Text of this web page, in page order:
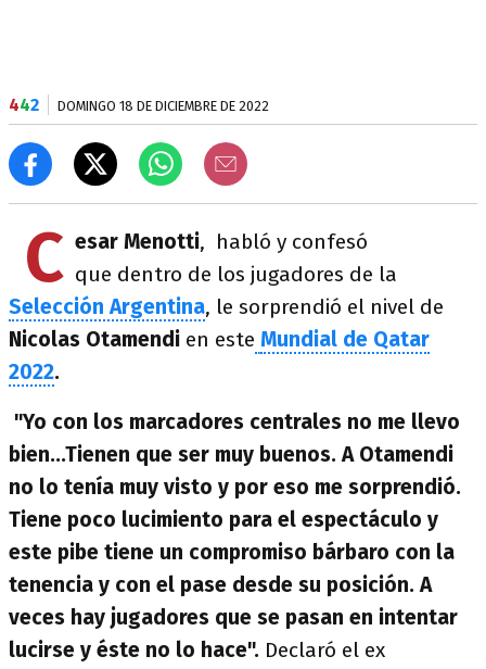
442 DOMINGO 18 DE DICIEMBRE DE 2022
C esar Menotti, habló y confesó
que dentro de los jugadores de la
Selección Argentina, le sorprendió el nivel de
Nicolas Otamendi en este Mundial de Qatar
2022.
"Yo con los marcadores centrales no me llevo
bien...Tienen que ser muy buenos. A Otamendi
no lo tenía muy visto y por eso me sorprendió.
Tiene poco lucimiento para el espectáculo y
este pibe tiene un compromiso bárbaro con la
tenencia y con el pase desde su posición. A
veces hay jugadores que se pasan en intentar
lucirse y éste no lo hace". Declaró el ex